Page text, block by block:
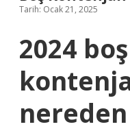
Tarih: Ocak 21, 2025
2024 boş
nereden